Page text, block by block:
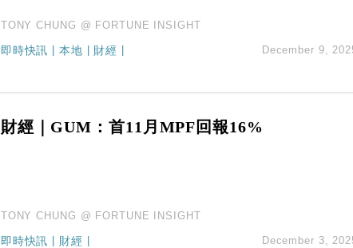
TONY CHUNG @ FORTUNE INSIGHT
即時快訊 |本地 財經 December 9,
財經｜GUM：首11月MPF回報16%
TONY CHUNG @ FORTUNE INSIGHT
即時快訊 | 財經 | December 3,